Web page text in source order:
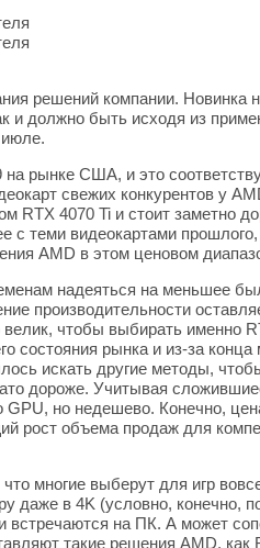
решений компании. Новинка
и должно быть исходя из
июле.
рынке США, и это
свежих конкурентов у
RTX 4070 Ti и стоит заметно
с теми видеокартами
AMD в этом ценовом
надеяться на меньшее
производительности
чтобы выбирать именно
рынка и из-за конца
искать другие методы,
дороже. Учитывая
но недешево. Конечно,
рост объема продаж для
многие выберут для игр
даже в 4K (условно, конечно,
встречаются на ПК. А может
такие решения AMD,